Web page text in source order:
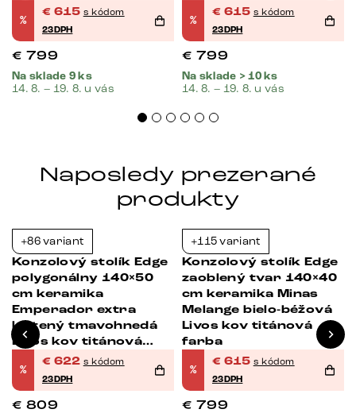
%
€ 615 s kódom
23DPH
€ 799
Na sklade 9 ks
14. 8. – 19. 8. u vás
%
€ 615 s kódom
23DPH
€ 799
Na sklade > 10 ks
14. 8. – 19. 8. u vás
Naposledy prezerané
produkty
+86 variant
Konzolový stolík Edge
polygonálny 140×50
cm keramika
Emperador extra
leštený tmavohnedá
Livos kov titánová
farba
%
€ 622 s kódom
23DPH
€ 809
+115 variant
Konzolový stolík Edge
zaoblený tvar 140×40
cm keramika Minas
Melange bielo-béžová
Livos kov titánová
farba
%
€ 615 s kódom
23DPH
€ 799